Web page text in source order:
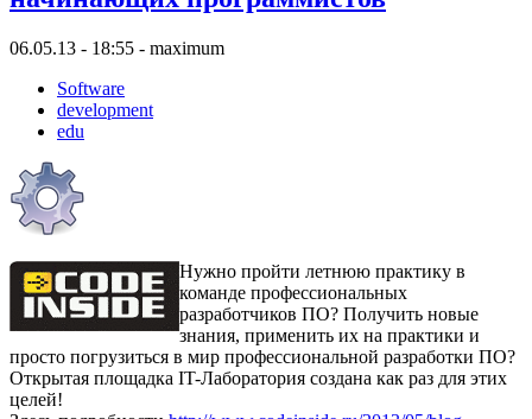
06.05.13 - 18:55 - maximum
Software
development
edu
Нужно пройти летнюю практику в
команде профессиональных
разработчиков ПО? Получить новые
знания, применить их на практики и
просто погрузиться в мир профессиональной разработки ПО?
Открытая площадка IT-Лаборатория создана как раз для этих
целей!